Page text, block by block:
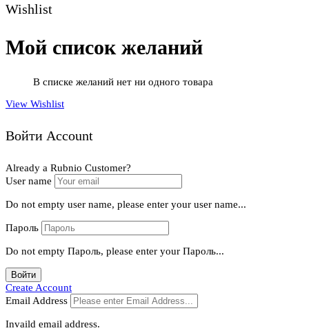
Wishlist
Мой список желаний
В списке желаний нет ни одного товара
View Wishlist
Войти Account
Already a Rubnio Customer?
User name
Do not empty user name, please enter your user name...
Пароль
Do not empty Пароль, please enter your Пароль...
Войти
Create Account
Email Address
Invaild email address.